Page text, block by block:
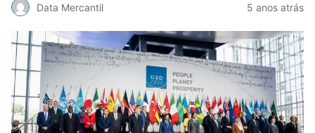
Data Mercantil 5 anos atrás